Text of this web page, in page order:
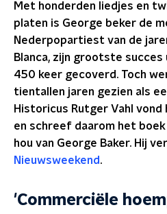
Met honderden liedjes en
platen is George beker de
Nederpopartiest van de
Blanca, zijn grootste succes
450 keer gecoverd. Toch
tientallen jaren gezien als
Historicus Rutger Vahl
en schreef daarom het
hou van George Baker. Hij
Nieuwsweekend.
'Commerciële